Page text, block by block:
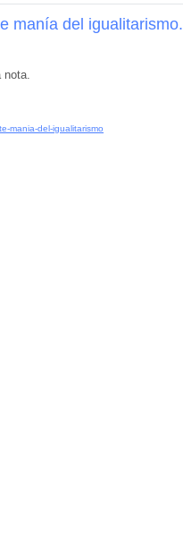
manía del igualitarismo.
mania-del-igualitarismo